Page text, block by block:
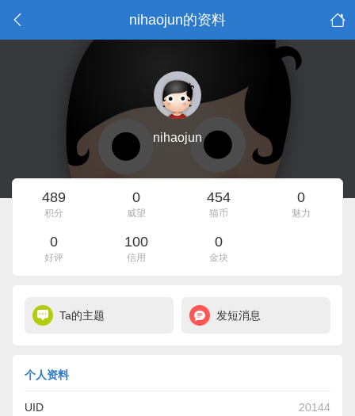
nihaojun的资料
nihaojun
489
积分
0
威望
454
猫币
0
魅力
0
好评
100
信用
0
金块
Ta的主题 发短消息
个人资料
UID 20144